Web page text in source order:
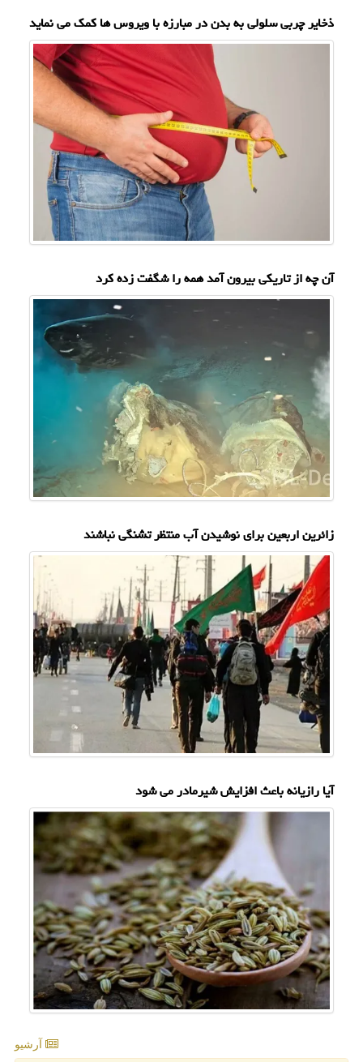
ذخایر چربی سلولی به بدن در مبارزه با ویروس ها کمک می نماید
آن چه از تاریکی بیرون آمد همه را شگفت زده کرد
زائرین اربعین برای نوشیدن آب منتظر تشنگی نباشند
آیا رازیانه باعث افزایش شیرمادر می شود
آرشیو